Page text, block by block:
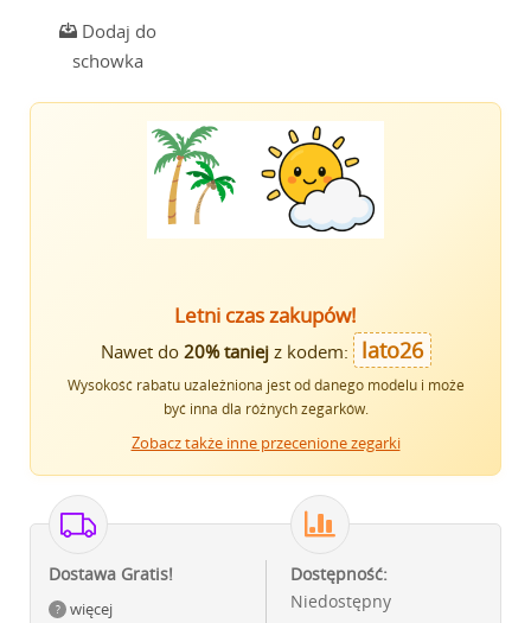
Dodaj do
schowka
Letni czas zakupów!
Nawet do 20% taniejz kodem: lato26
Wysokość rabatu uzależniona jest od danego modelu i może
być inna dla różnych zegarków.
Zobacz także inne przecenione zegarki
Dostawa Gratis!
więcej
Dostępność:
Niedostępny